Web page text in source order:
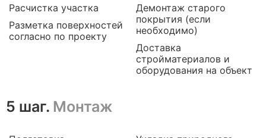
Расчистка участка
Разметка поверхностей
согласно по проекту
Демонтаж старого
покрытия (если
необходимо)
Доставка
стройматериалов и
оборудования на объект
5 шаг. Монтаж